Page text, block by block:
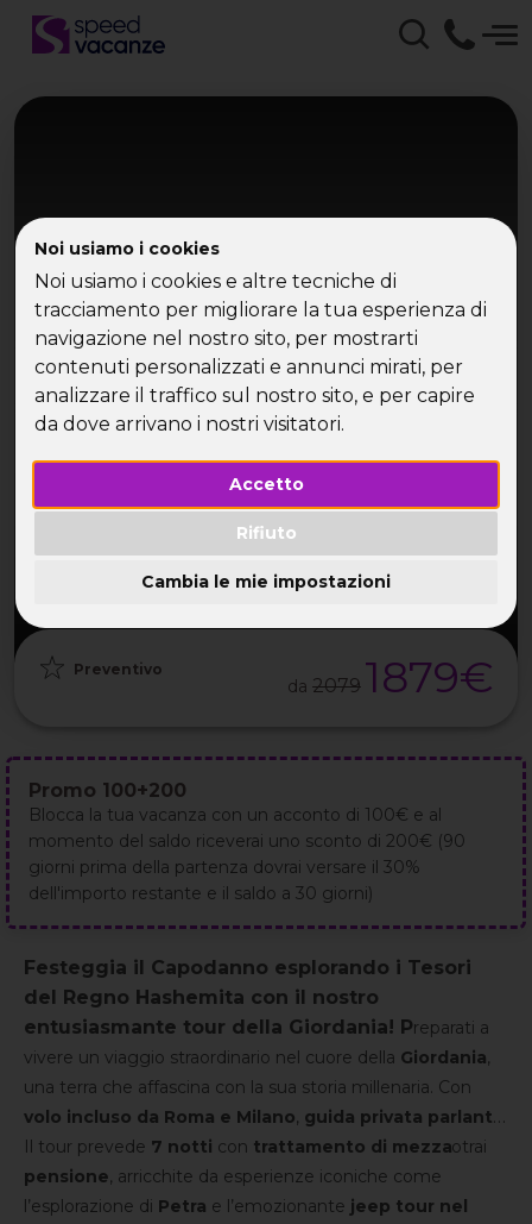
Noi usiamo i cookies
Noi usiamo i cookies e altre tecniche di
tracciamento per migliorare la tua esperienza di
navigazione nel nostro sito, per mostrarti
contenuti personalizzati e annunci mirati, per
analizzare il traffico sul nostro sito, e per capire
da dove arrivano i nostri visitatori.
Accetto
Rifiuto
Cambia le mie impostazioni
Giordania
Tour Giordania
27 Dic
Preventivo
da 2079 1879€
Promo 100+200
Blocca la tua vacanza con un acconto di 100€ e al
momento del saldo riceverai uno sconto di 200€ (90
giorni prima della partenza dovrai versare il 30%
dell'importo restante e il saldo a 30 giorni)
Festeggia il Capodanno esplorando i Tesori
del Regno Hashemita con il nostro
entusiasmante tour della Giordania! Preparati a
vivere un viaggio straordinario nel cuore della Giordania,
una terra che affascina con la sua storia millenaria. Con
volo incluso da Roma e Milano, guida privata parlante
italianosempre con noi eingressi ai siti inclusi, potrai
goderti ogni tappa con la tranquillità di avere tutto
organizzato.
Il tour prevede 7 notti con trattamento di mezza
pensione, arricchite da esperienze iconiche come
l’esplorazione di Petra e l’emozionante jeep tour nel